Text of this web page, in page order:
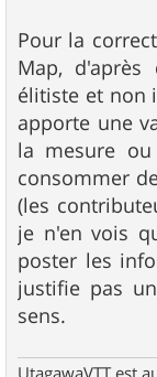
Pour la
Map,
élitiste et non
apporte une
la mesure
consommer
(les
je n'en vois
poster les
justifie pas
sens.
UtagawaVTT est